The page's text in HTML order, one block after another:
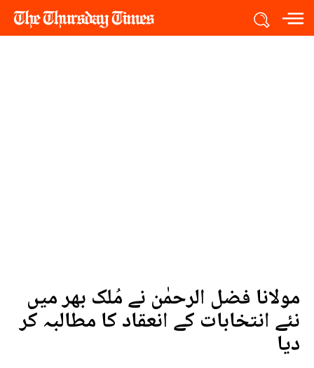
مولانا فضل الرحمٰن نے مُلک بھر میں
نئے انتخابات کے انعقاد کا مطالبہ کر
دیا